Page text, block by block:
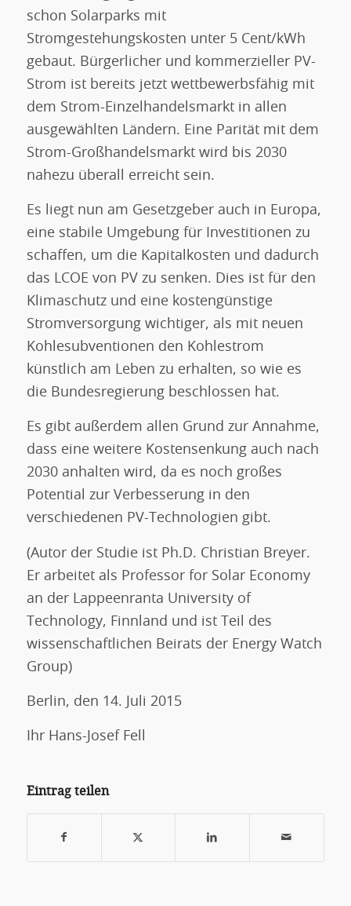
schon Solarparks mit
Stromgestehungskosten unter 5 Cent/kWh
gebaut. Bürgerlicher und kommerzieller PV-
Strom ist bereits jetzt wettbewerbsfähig mit
dem Strom-Einzelhandelsmarkt in allen
ausgewählten Ländern. Eine Parität mit dem
Strom-Großhandelsmarkt wird bis 2030
nahezu überall erreicht sein.
Es liegt nun am Gesetzgeber auch in Europa,
eine stabile Umgebung für Investitionen zu
schaffen, um die Kapitalkosten und dadurch
das LCOE von PV zu senken. Dies ist für den
Klimaschutz und eine kostengünstige
Stromversorgung wichtiger, als mit neuen
Kohlesubventionen den Kohlestrom
künstlich am Leben zu erhalten, so wie es
die Bundesregierung beschlossen hat.
Es gibt außerdem allen Grund zur Annahme,
dass eine weitere Kostensenkung auch nach
2030 anhalten wird, da es noch großes
Potential zur Verbesserung in den
verschiedenen PV-Technologien gibt.
(Autor der Studie ist Ph.D. Christian Breyer.
Er arbeitet als Professor for Solar Economy
an der Lappeenranta University of
Technology, Finnland und ist Teil des
wissenschaftlichen Beirats der Energy Watch
Group)
Berlin, den 14. Juli 2015
Ihr Hans-Josef Fell
Eintrag teilen